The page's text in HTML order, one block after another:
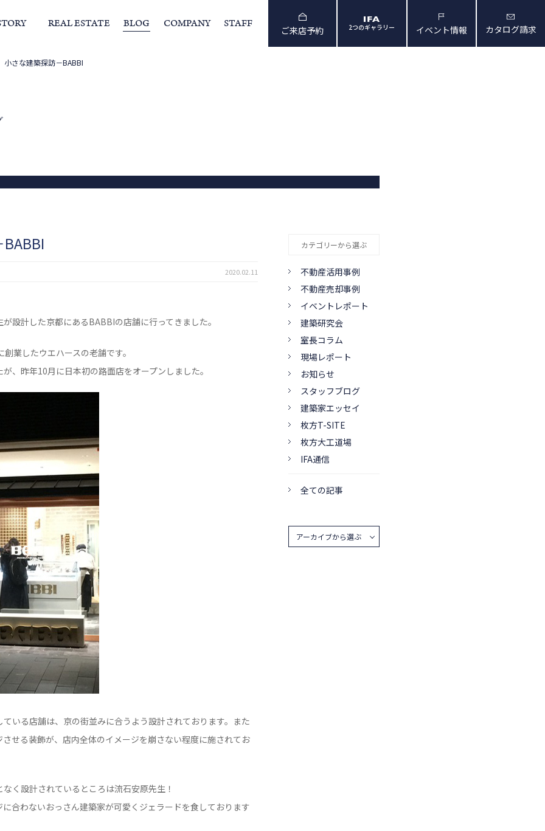
家づくりストーリー
REAL ESTATE BLOG COMPANY
挨拶
STAFF
ご来店予約 2つのギャラリー イベント情報 カタログ請求
小さな建築探訪－BABBI
2020.02.11
設計した京都にあるBABBIの店舗に行ってきました。
業したウエハースの老舗です。
、昨年10月に日本初の路面店をオープンしました。
いる店舗は、京の街並みに合うよう設計されております。また
せる装飾が、店内全体のイメージを崩さない程度に施されてお
く設計されているところは流石安原先生！
合わないおっさん建築家が可愛くジェラードを食しております
カテゴリーから選ぶ
不動産活用事例
不動産売却事例
イベントレポート
建築研究会
室長コラム
現場レポート
お知らせ
スタッフブログ
建築家エッセイ
枚方T-SITE
枚方大工道場
IFA通信
全ての記事
アーカイブから選ぶ